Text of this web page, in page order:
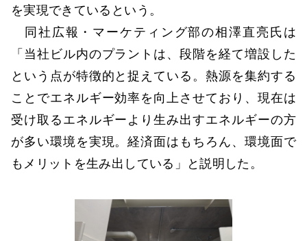
を実現できているという。
同社広報・マーケティング部の相澤直亮氏は
「当社ビル内のプラントは、段階を経て増設した
という点が特徴的と捉えている。熱源を集約する
ことでエネルギー効率を向上させており、現在は
受け取るエネルギーより生み出すエネルギーの方
が多い環境を実現。経済面はもちろん、環境面で
もメリットを生み出している」と説明した。